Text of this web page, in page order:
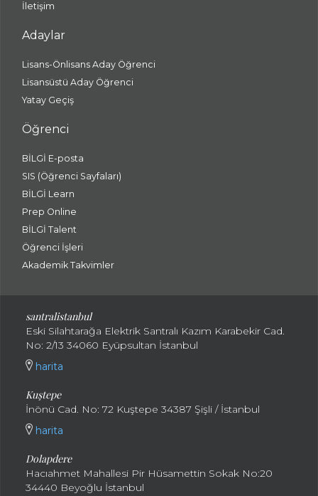
İletişim
Adaylar
Lisans-Önlisans Aday Öğrenci
Lisansüstü Aday Öğrenci
Yatay Geçiş
Öğrenci
BİLGİ E-posta
SIS (Öğrenci Sayfaları)
BİLGİ Learn
Prep Online
BİLGİ Talent
Öğrenci İşleri
Akademik Takvimler
santralistanbul
Eski Silahtarağa Elektrik Santralı Kazım Karabekir Cad.
No: 2/13 34060 Eyüpsultan İstanbul
harita
Kuştepe
İnönü Cad. No: 72 Kuştepe 34387 Şişli / İstanbul
harita
Dolapdere
Hacıahmet Mahallesi Pir Hüsamettin Sokak No:20
34440 Beyoğlu İstanbul